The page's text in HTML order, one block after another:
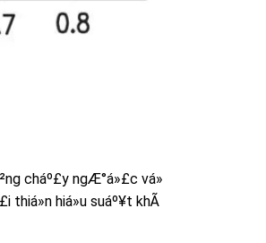
cháº£y ngÆ°á»£c vá»
thiá»n hiá»u suáº¥t khÃ